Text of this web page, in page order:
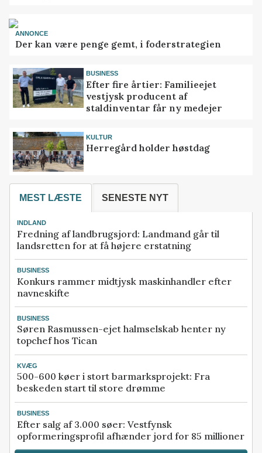
ANNONCE
Der kan være penge gemt, i foderstrategien
BUSINESS
Efter fire årtier: Familieejet
vestjysk producent af
staldinventar får ny medejer
KULTUR
Herregård holder høstdag
MEST LÆSTE SENESTE NYT
INDLAND
Fredning af landbrugsjord: Landmand går til
landsretten for at få højere erstatning
BUSINESS
Konkurs rammer midtjysk maskinhandler efter
navneskifte
BUSINESS
Søren Rasmussen-ejet halmselskab henter ny
topchef hos Tican
KVÆG
500-600 køer i stort barmarksprojekt: Fra
beskeden start til store drømme
BUSINESS
Efter salg af 3.000 søer: Vestfynsk
opformeringsprofil afhænder jord for 85 millioner